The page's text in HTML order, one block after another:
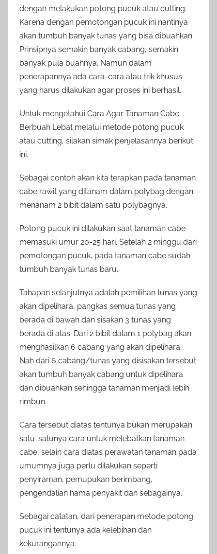
dengan melakukan potong pucuk atau cutting.
Karena dengan pemotongan pucuk ini nantinya
akan tumbuh banyak tunas yang bisa dibuahkan.
Prinsipnya semakin banyak cabang, semakin
banyak pula buahnya. Namun dalam
penerapannya ada cara-cara atau trik khusus
yang harus dilakukan agar proses ini berhasil.
Untuk mengetahui Cara Agar Tanaman Cabe
Berbuah Lebat melalui metode potong pucuk
atau cutting, silakan simak penjelasannya berikut
ini.
Sebagai contoh akan kita terapkan pada tanaman
cabe rawit yang ditanam dalam polybag dengan
menanam 2 bibit dalam satu polybagnya.
Potong pucuk ini dilakukan saat tanaman cabe
memasuki umur 20-25 hari. Setelah 2 minggu dari
pemotongan pucuk, pada tanaman cabe sudah
tumbuh banyak tunas baru.
Tahapan selanjutnya adalah pemilihan tunas yang
akan dipelihara, pangkas semua tunas yang
berada di bawah dan sisakan 3 tunas yang
berada di atas. Dari 2 bibit dalam 1 polybag akan
menghasilkan 6 cabang yang akan dipelihara.
Nah dari 6 cabang/tunas yang disisakan tersebut
akan tumbuh banyak cabang untuk dipelihara
dan dibuahkan sehingga tanaman menjadi lebih
rimbun.
Cara tersebut diatas tentunya bukan merupakan
satu-satunya cara untuk melebatkan tanaman
cabe, selain cara diatas perawatan tanaman pada
umumnya juga perlu dilakukan seperti
penyiraman, pemupukan berimbang,
pengendalian hama penyakit dan sebagainya.
Sebagai catatan, dari penerapan metode potong
pucuk ini tentunya ada kelebihan dan
kekurangannya.